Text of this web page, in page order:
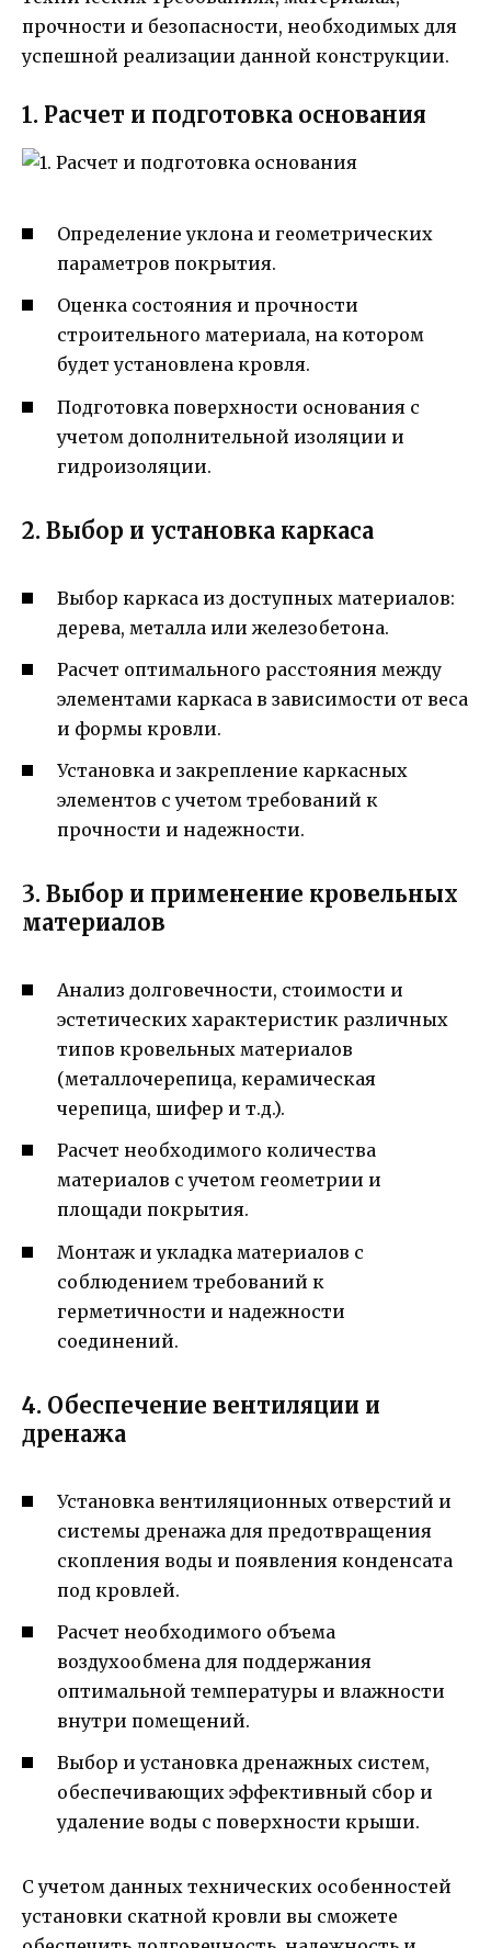
прочности и безопасности, необходимых для
успешной реализации данной конструкции.
1. Расчет и подготовка основания
Определение уклона и геометрических
параметров покрытия.
Оценка состояния и прочности
строительного материала, на котором
будет установлена кровля.
Подготовка поверхности основания с
учетом дополнительной изоляции и
гидроизоляции.
2. Выбор и установка каркаса
Выбор каркаса из доступных материалов:
дерева, металла или железобетона.
Расчет оптимального расстояния между
элементами каркаса в зависимости от веса
и формы кровли.
Установка и закрепление каркасных
элементов с учетом требований к
прочности и надежности.
3. Выбор и применение кровельных
материалов
Анализ долговечности, стоимости и
эстетических характеристик различных
типов кровельных материалов
(металлочерепица, керамическая
черепица, шифер и т.д.).
Расчет необходимого количества
материалов с учетом геометрии и
площади покрытия.
Монтаж и укладка материалов с
соблюдением требований к
герметичности и надежности
соединений.
4. Обеспечение вентиляции и
дренажа
Установка вентиляционных отверстий и
системы дренажа для предотвращения
скопления воды и появления конденсата
под кровлей.
Расчет необходимого объема
воздухообмена для поддержания
оптимальной температуры и влажности
внутри помещений.
Выбор и установка дренажных систем,
обеспечивающих эффективный сбор и
удаление воды с поверхности крыши.
С учетом данных технических особенностей
установки скатной кровли вы сможете